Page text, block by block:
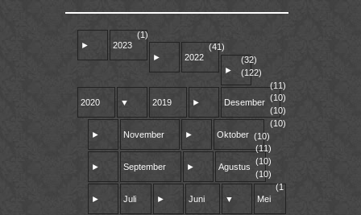
► 2023
(1)
► 2022
(41)
►
2020
(32)
▼ 2019
(122)
► Desember
(11)
► November
(10)
► Oktober
(10)
► September
(10)
► Agustus
(10)
► Juli
(11)
► Juni
(10)
▼ Mei
(10)
(1